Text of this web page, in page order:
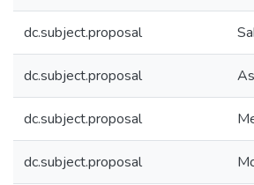
dc.subject.proposal
dc.subject.proposal
dc.subject.proposal
dc.subject.proposal